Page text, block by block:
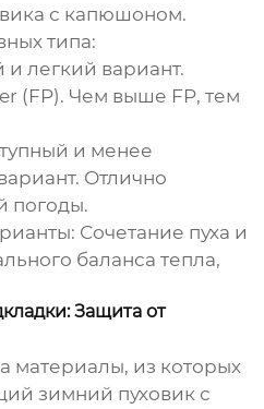
с капюшоном.
типа:
легкий вариант.
(FP). Чем выше FP, тем
и менее
Отлично
погоды.
Сочетание пуха и
баланса тепла,
Защита от
материалы, из которых
зимний пуховик с